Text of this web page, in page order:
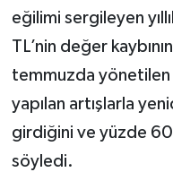
eğilimi sergileyen
TL’nin değer
temmuzda
yapılan artışlarla
girdiğini ve yüzde 60
söyledi.